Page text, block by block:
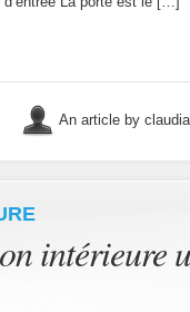
An article by
intérieure